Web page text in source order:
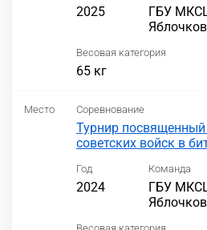
2025
ГБУ
Весовая категория
65 кг
Место Соревнование
Турнир
советских войск в
Год
2024
Команда
ГБУ